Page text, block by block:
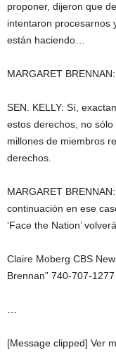
proponer, dijeron que
intentaron procesarnos
están haciendo…
MARGARET
SEN. KELLY: Sí,
estos derechos, no
millones de miembros
derechos.
MARGARET
continuación en ese
‘Face the Nation’
Claire Moberg CBS
Brennan” 740-707-1277
[Message clipped] Ver